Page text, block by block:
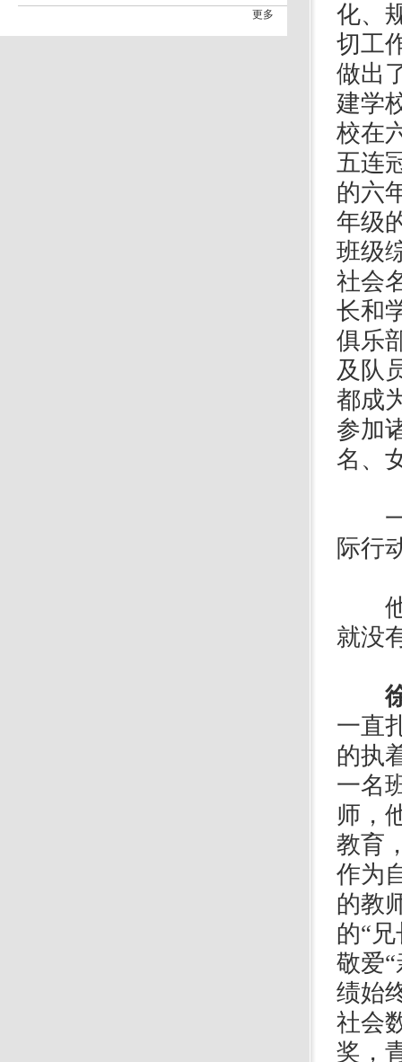
更多
化、
切工
做出
建学
校在
五连
的六
年级
班级
社会
长和
俱乐
及队
都成
参加
名、
一
际行
他
就没
一直
的执
一名
师，
教育
作为
的教
的“
敬爱
绩始
社会
奖，